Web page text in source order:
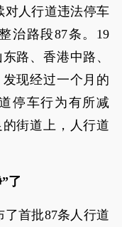
对人行道违法停车
治路段87条。19
路、香港中路、
现经过一个月的
停车行为有所减
街道上，人行道
了
首批87条人行道